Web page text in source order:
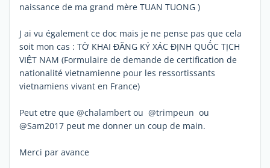
naissance de ma grand mère TUAN TUONG )
J ai vu également ce doc mais je ne pense pas que cela
soit mon cas : TỜ KHAI ĐĂNG KÝ XÁC ĐỊNH QUỐC TỊCH
VIỆT NAM (Formulaire de demande de certification de
nationalité vietnamienne pour les ressortissants
vietnamiens vivant en France)
Peut etre que @chalambert ou @trimpeun ou
@Sam2017 peut me donner un coup de main.
Merci par avance